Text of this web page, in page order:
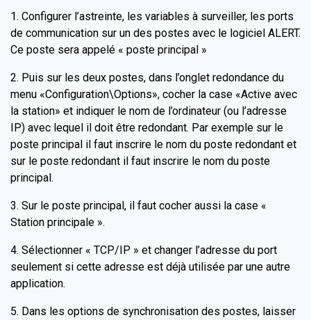
1. Configurer l’astreinte, les variables à surveiller, les ports
de communication sur un des postes avec le logiciel ALERT.
Ce poste sera appelé « poste principal »
2. Puis sur les deux postes, dans l’onglet redondance du
menu «Configuration\Options», cocher la case «Active avec
la station» et indiquer le nom de l’ordinateur (ou l’adresse
IP) avec lequel il doit être redondant. Par exemple sur le
poste principal il faut inscrire le nom du poste redondant et
sur le poste redondant il faut inscrire le nom du poste
principal.
3. Sur le poste principal, il faut cocher aussi la case «
Station principale ».
4. Sélectionner « TCP/IP » et changer l’adresse du port
seulement si cette adresse est déjà utilisée par une autre
application.
5. Dans les options de synchronisation des postes, laisser